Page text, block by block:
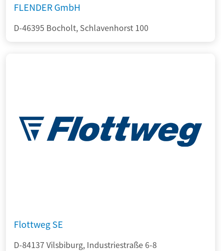
FLENDER GmbH
D-46395 Bocholt, Schlavenhorst 100
Flottweg SE
D-84137 Vilsbiburg, Industriestraße 6-8